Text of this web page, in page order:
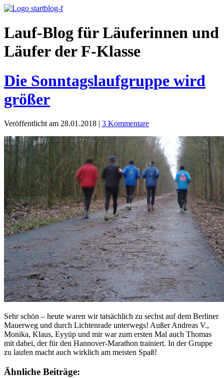
Lauf-Blog für Läuferinnen und
Läufer der F-Klasse
Die Sonntagslaufgruppe wird
größer
Veröffentlicht am 28.01.2018 | 3 Kommentare
Sehr schön – heute waren wir tatsächlich zu sechst auf dem Berliner
Mauerweg und durch Lichtenrade unterwegs! Außer Andreas V.,
Monika, Klaus, Eyyüp und mir war zum ersten Mal auch Thomas
mit dabei, der für den Hannover-Marathon trainiert. In der Gruppe
zu laufen macht auch wirklich am meisten Spaß!
Ähnliche Beiträge: